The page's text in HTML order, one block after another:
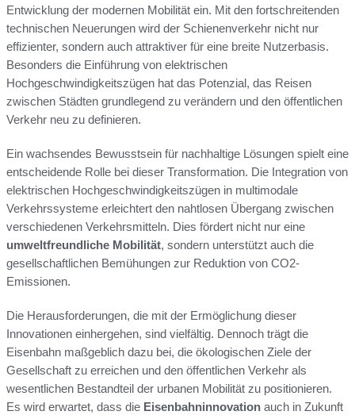
Entwicklung der modernen Mobilität ein. Mit den fortschreitenden
technischen Neuerungen wird der Schienenverkehr nicht nur
effizienter, sondern auch attraktiver für eine breite Nutzerbasis.
Besonders die Einführung von elektrischen
Hochgeschwindigkeitszügen hat das Potenzial, das Reisen
zwischen Städten grundlegend zu verändern und den öffentlichen
Verkehr neu zu definieren.
Ein wachsendes Bewusstsein für nachhaltige Lösungen spielt eine
entscheidende Rolle bei dieser Transformation. Die Integration von
elektrischen Hochgeschwindigkeitszügen in multimodale
Verkehrssysteme erleichtert den nahtlosen Übergang zwischen
verschiedenen Verkehrsmitteln. Dies fördert nicht nur eine
umweltfreundliche Mobilität, sondern unterstützt auch die
gesellschaftlichen Bemühungen zur Reduktion von CO2-
Emissionen.
Die Herausforderungen, die mit der Ermöglichung dieser
Innovationen einhergehen, sind vielfältig. Dennoch trägt die
Eisenbahn maßgeblich dazu bei, die ökologischen Ziele der
Gesellschaft zu erreichen und den öffentlichen Verkehr als
wesentlichen Bestandteil der urbanen Mobilität zu positionieren.
Es wird erwartet, dass die Eisenbahninnovation auch in Zukunft